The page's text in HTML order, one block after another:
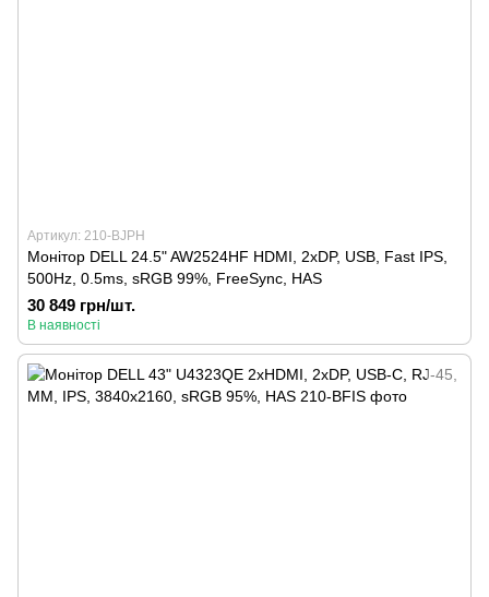
Артикул: 210-BJPH
Монітор DELL 24.5" AW2524HF HDMI, 2xDP, USB, Fast IPS,
500Hz, 0.5ms, sRGB 99%, FreeSync, HAS
30 849 грн/шт.
В наявності